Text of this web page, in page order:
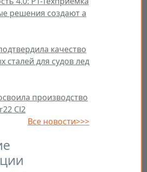
решения создают а
качество
сталей для судов лед
производство
Cl2
Все новости>>>